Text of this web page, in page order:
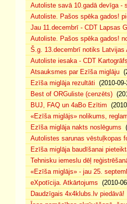
Autoliste savā 10.gadā devīga -
Autoliste. Pašos spēka gados!
Jau 11.decembrī - CDT Lapsas
Autoliste. Pašos spēka gados!
Š.g. 13.decembrī notiks Latvijas
Autoliste iesaka - CDT
Atsauksmes par Ezīša miglāju
Ezīša miglāja rezultāti (2010-
Best of ORGuliste (cenzēts)
BUJ, FAQ un 4aBo Ezītim
«Ezīša miglājs» nolikums,
Ezīša miglāja nakts noslēgums
Autolistes sarunas vēstuļkopas
Ezīša miglāja baudīšanai
Tehnisku iemeslu dēļ
«Ezīša miglājs» - jau 25.
eXpotīcija. Atkārtojums (2010-
Daudzīgais 4x4klubs.lv piedāvā!